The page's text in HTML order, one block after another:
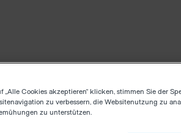
„Alle Cookies akzeptieren“ klicken, stimmen Sie der
zu verbessern, die Websitenutzung zu
zu unterstützen.